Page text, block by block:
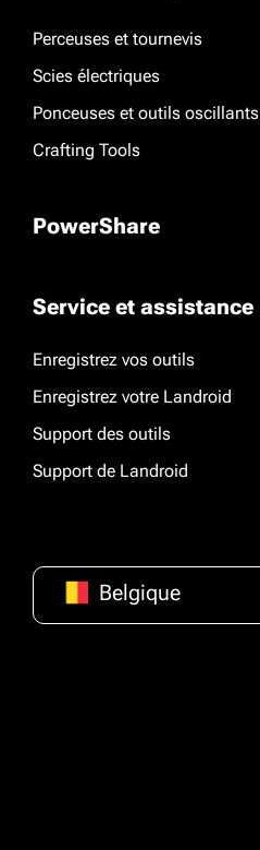
Perceuses et tournevis
Scies électriques
Ponceuses et outils oscillants
Crafting Tools
PowerShare
Service et assistance
Enregistrez vos outils
Enregistrez votre Landroid
Support des outils
Support de Landroid
Belgique